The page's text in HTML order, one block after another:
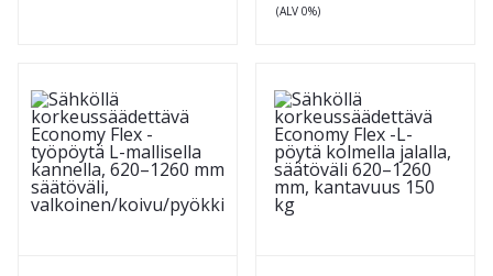
(ALV 0%)